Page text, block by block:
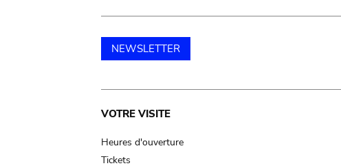
NEWSLETTER
Main
navigation
VOTRE VISITE
Heures d'ouverture
Tickets